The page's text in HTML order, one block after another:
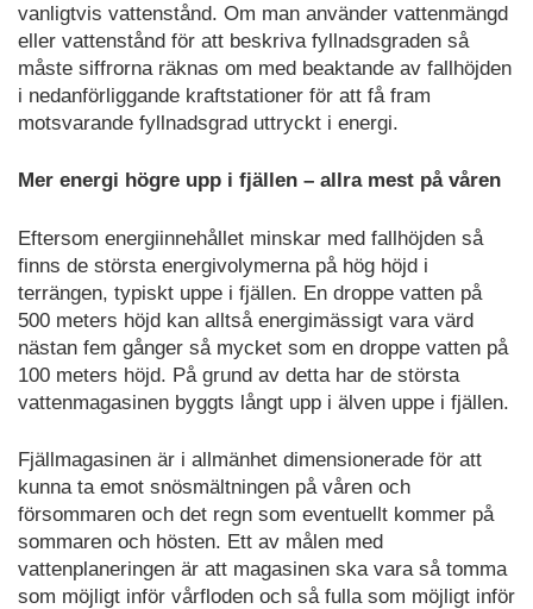
vanligtvis vattenstånd. Om man använder vattenmängd
eller vattenstånd för att beskriva fyllnadsgraden så
måste siffrorna räknas om med beaktande av fallhöjden
i nedanförliggande kraftstationer för att få fram
motsvarande fyllnadsgrad uttryckt i energi.
Mer energi högre upp i fjällen – allra mest på våren
Eftersom energiinnehållet minskar med fallhöjden så
finns de största energivolymerna på hög höjd i
terrängen, typiskt uppe i fjällen. En droppe vatten på
500 meters höjd kan alltså energimässigt vara värd
nästan fem gånger så mycket som en droppe vatten på
100 meters höjd. På grund av detta har de största
vattenmagasinen byggts långt upp i älven uppe i fjällen.
Fjällmagasinen är i allmänhet dimensionerade för att
kunna ta emot snösmältningen på våren och
försommaren och det regn som eventuellt kommer på
sommaren och hösten. Ett av målen med
vattenplaneringen är att magasinen ska vara så tomma
som möjligt inför vårfloden och så fulla som möjligt inför